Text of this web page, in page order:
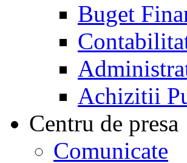
Buget
Achizitii
Centru de presa
Comunicate